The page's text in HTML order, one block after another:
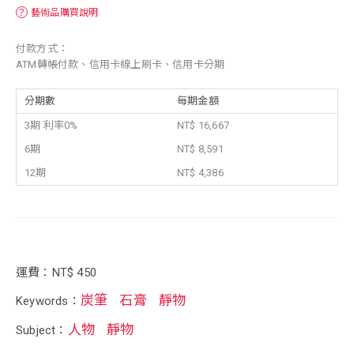
？ 藝術品購買說明
付款方式：
ATM轉帳付款、信用卡線上刷卡、信用卡分期
分期數 每期金額
3期 利率0%
NT$ 16,667
6期
NT$ 8,591
12期
NT$ 4,386
運費：NT$ 450
Keywords： 炭筆 石膏 靜物
Subject： 人物 靜物